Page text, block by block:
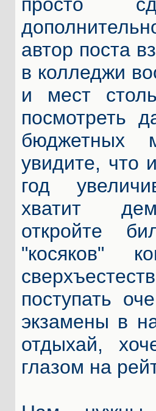
просто
автор поста
в колледжи
и мест
посмотреть
увидите, что
год
хватит
откройте
"косяков"
поступать
экзамены в
отдыхай,
глазом на